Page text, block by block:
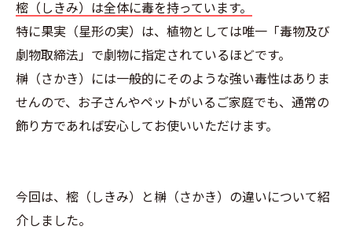
樒（しきみ）は全体に毒を持っています。
特に果実（星形の実）は、植物としては唯一「毒物及び
劇物取締法」で劇物に指定されているほどです。
榊（さかき）には一般的にそのような強い毒性はありま
せんので、お子さんやペットがいるご家庭でも、通常の
飾り方であれば安心してお使いいただけます。
今回は、樒（しきみ）と榊（さかき）の違いについて紹
介しました。